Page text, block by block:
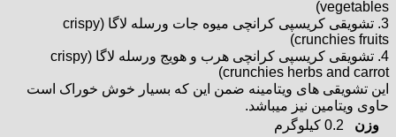
vegetables)
3. تشویقی کریسپی کرانچی میوه جات ورسله لاگا (crispy
crunchies fruits)
4. تشویقی کریسپی کرانچی هرب و هویج ورسله لاگا (crispy
crunchies herbs and carrot)
این تشویقی های ویتامینه ضمن این که بسیار خوش خوراک است
حاوی ویتامین نیز میباشد.
وزن
0.2 کیلوگرم